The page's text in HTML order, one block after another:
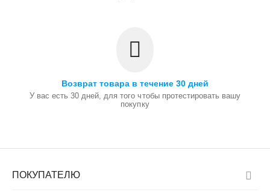
Возврат товара в течение 30 дней
У вас есть 30 дней, для того чтобы протестировать вашу
покупку
ПОКУПАТЕЛЮ